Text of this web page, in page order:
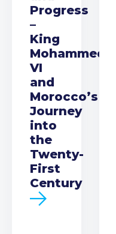
Progress
–
King
Mohammed
VI
and
Morocco’s
Journey
into
the
Twenty-
First
Century